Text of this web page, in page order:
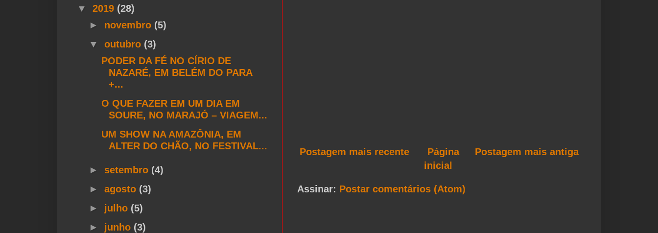
Postagem mais recente Postagem mais antiga
Página
inicial
Assinar: Postar comentários (Atom)
▼ 2019 (28)
► novembro (5)
▼ outubro (3)
PODER DA FÉ NO CÍRIO DE
NAZARÉ, EM BELÉM DO PARA
+...
O QUE FAZER EM UM DIA EM
SOURE, NO MARAJÓ – VIAGEM...
UM SHOW NA AMAZÔNIA, EM
ALTER DO CHÃO, NO FESTIVAL...
► setembro (4)
► agosto (3)
► julho (5)
► junho (3)